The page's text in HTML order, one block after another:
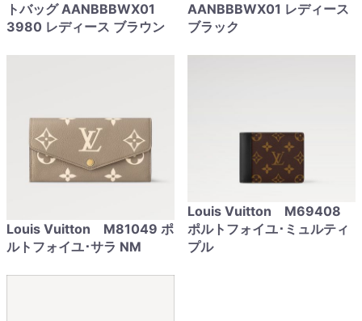
トバッグ AANBBBWX01
3980 レディース ブラウン
AANBBBWX01 レディース
ブラック
Louis Vuitton M81049 ポ
ルトフォイユ･サラ NM
Louis Vuitton M69408
ポルトフォイユ･ミュルティ
プル